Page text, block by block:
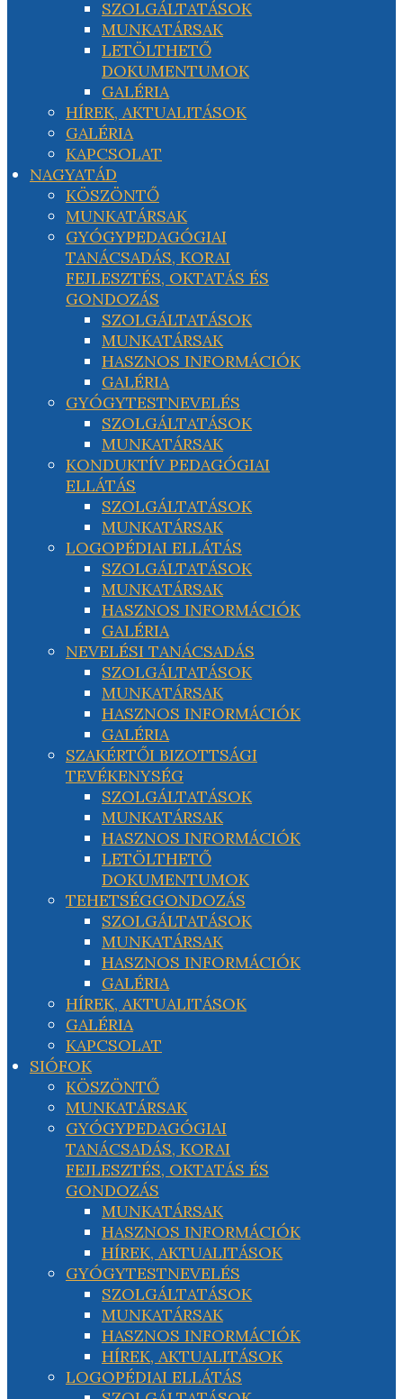
SZOLGÁLTATÁSOK
MUNKATÁRSAK
LETÖLTHETŐ
DOKUMENTUMOK
GALÉRIA
HÍREK, AKTUALITÁSOK
GALÉRIA
KAPCSOLAT
NAGYATÁD
KÖSZÖNTŐ
MUNKATÁRSAK
GYÓGYPEDAGÓGIAI
TANÁCSADÁS, KORAI
FEJLESZTÉS, OKTATÁS ÉS
GONDOZÁS
SZOLGÁLTATÁSOK
MUNKATÁRSAK
HASZNOS INFORMÁCIÓK
GALÉRIA
GYÓGYTESTNEVELÉS
SZOLGÁLTATÁSOK
MUNKATÁRSAK
KONDUKTÍV PEDAGÓGIAI
ELLÁTÁS
SZOLGÁLTATÁSOK
MUNKATÁRSAK
LOGOPÉDIAI ELLÁTÁS
SZOLGÁLTATÁSOK
MUNKATÁRSAK
HASZNOS INFORMÁCIÓK
GALÉRIA
NEVELÉSI TANÁCSADÁS
SZOLGÁLTATÁSOK
MUNKATÁRSAK
HASZNOS INFORMÁCIÓK
GALÉRIA
SZAKÉRTŐI BIZOTTSÁGI
TEVÉKENYSÉG
SZOLGÁLTATÁSOK
MUNKATÁRSAK
HASZNOS INFORMÁCIÓK
LETÖLTHETŐ
DOKUMENTUMOK
TEHETSÉGGONDOZÁS
SZOLGÁLTATÁSOK
MUNKATÁRSAK
HASZNOS INFORMÁCIÓK
GALÉRIA
HÍREK, AKTUALITÁSOK
GALÉRIA
KAPCSOLAT
SIÓFOK
KÖSZÖNTŐ
MUNKATÁRSAK
GYÓGYPEDAGÓGIAI
TANÁCSADÁS, KORAI
FEJLESZTÉS, OKTATÁS ÉS
GONDOZÁS
MUNKATÁRSAK
HASZNOS INFORMÁCIÓK
HÍREK, AKTUALITÁSOK
GYÓGYTESTNEVELÉS
SZOLGÁLTATÁSOK
MUNKATÁRSAK
HASZNOS INFORMÁCIÓK
HÍREK, AKTUALITÁSOK
LOGOPÉDIAI ELLÁTÁS